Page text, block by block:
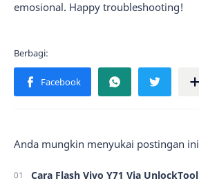
emosional. Happy troubleshooting!
Anda mungkin menyukai postingan ini
Cara Flash Vivo Y71 Via UnlockTool